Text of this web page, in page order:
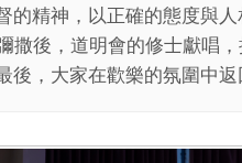
的精神，以正確的態度與人
撒後，道明會的修士獻唱
後，大家在歡樂的氛圍中返